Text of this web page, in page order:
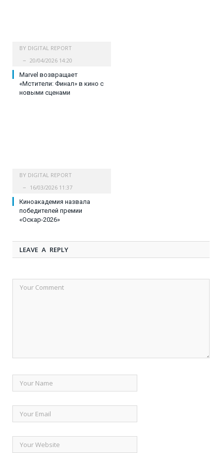
BY DIGITAL REPORT
20/04/2026 14:20
Marvel возвращает
«Мстители: Финал» в кино с
новыми сценами
BY DIGITAL REPORT
16/03/2026 11:37
Киноакадемия назвала
победителей премии
«Оскар-2026»
LEAVE A REPLY